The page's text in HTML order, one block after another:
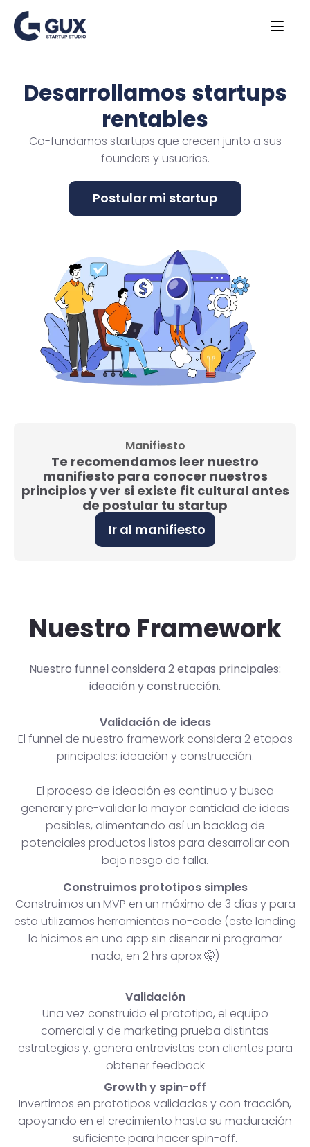
Desarrollamos startups
rentables
Co-fundamos startups que crecen junto a sus
founders y usuarios.
Manifiesto
Te recomendamos leer nuestro
manifiesto para conocer nuestros
principios y ver si existe fit cultural antes
de postular tu startup
Ir al manifiesto
Nuestro Framework
Nuestro funnel considera 2 etapas principales:
ideación y construcción.
Validación de ideas
El funnel de nuestro framework considera 2 etapas
principales: ideación y construcción.
El proceso de ideación es continuo y busca
generar y pre-validar la mayor cantidad de ideas
posibles, alimentando así un backlog de
potenciales productos listos para desarrollar con
bajo riesgo de falla.
Construimos prototipos simples
Construimos un MVP en un máximo de 3 días y para
esto utilizamos herramientas no-code (este landing
lo hicimos en una app sin diseñar ni programar
nada, en 2 hrs aprox 🤫)
Validación
Una vez construido el prototipo, el equipo
comercial y de marketing prueba distintas
estrategias y. genera entrevistas con clientes para
obtener feedback
Growth y spin-off
Invertimos en prototipos validados y con tracción,
apoyando en el crecimiento hasta su maduración
suficiente para hacer spin-off.